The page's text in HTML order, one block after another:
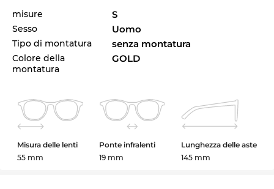
misure S
Sesso Uomo
Tipo di montatura senza montatura
Colore della
montatura
GOLD
Misura delle lenti
55 mm
Ponte infralenti
19 mm
Lunghezza delle aste
145 mm